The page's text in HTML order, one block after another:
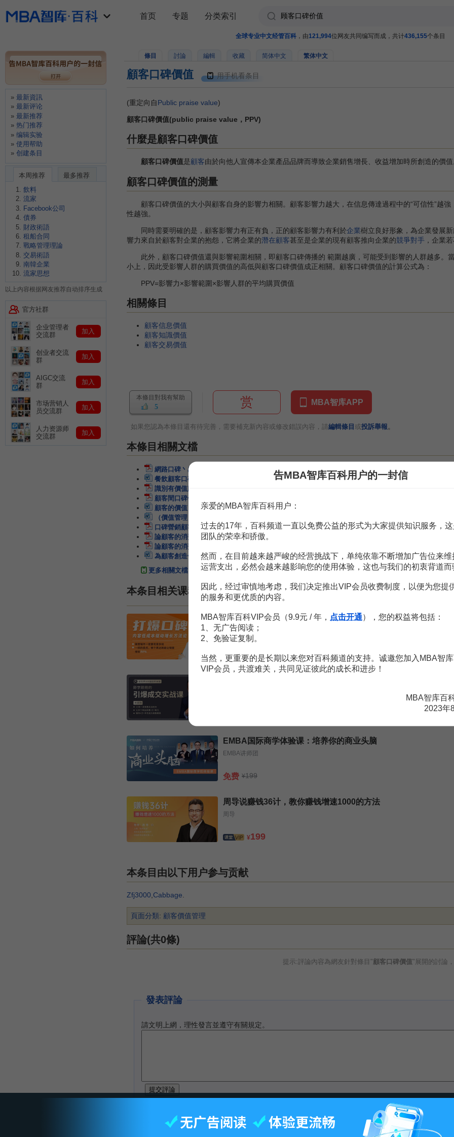
全球专业中文经管百科 ，由121,994位网友共同编写而成，共计436,155个条目
條目 討論 編輯 收藏 简体中文 繁体中文
顧客口碑價值 用手机看条目
(重定向自Public praise value)
顧客口碑價值(public praise value，PPV)
什麼是顧客口碑價值
顧客口碑價值是顧客由於向他人宣傳本企業產品品牌而導致企業銷售增長、收益增加時所創造的價值
顧客口碑價值的測量
顧客口碑價值的大小與顧客自身的影響力相關。顧客影響力越大，在信息傳達過程中的“可信性”越強
性越強。
同時需要明確的是，顧客影響力有正有負，正的顧客影響力有利於企業樹立良好形象，為企業發展
響力來自於顧客對企業的抱怨，它將企業的潛在顧客甚至是企業的現有顧客推向企業的競爭對手 ，企業
此外，顧客口碑價值還與影響範圍相關，即顧客口碑傳播的 範圍越廣，可能受到影響的人群越多。
小上，因此受影響人群的購買價值的高低與顧客口碑價值成正相關。顧客口碑價值的計算公式為：
PPV=影響力×影響範圍×影響人群的平均購買價值
相關條目
顧客信息價值
顧客知識價值
顧客交易價值
本條目對我有幫助
5 赏 MBA智库APP
如果您認為本條目還有待完善，需要補充新內容或修改錯誤內容，請編輯條目 或投訴舉報。
本條目相關文檔
網路口碑丶感知價值對顧客購買意向的影響研究
餐飲顧客口碑營銷
識別有價值顧客及無價值顧客
顧客間口碑傳播網路研究
顧客的價值
（價值管理）顧客的終生價值
口碑營銷顧客做主的營銷模式選擇 2頁
論顧客的消費價值 4頁
論顧客的消費價值
為顧客創造價值
10頁
更多相關文檔
本条目相关课程
打爆口碑：内容低成本驱动增长方法论
木兰姐
¥299
EMBA国际商学体验课：培养你的商业头脑
EMBA讲师团
免费 ¥199
周导说赚钱36计，教你赚钱增速1000的方法
周导
¥199
本条目由以下用户参与贡献
Zfj3000 Cabbage
頁面分類: 顧客價值管理
評論(共0條)
提示:評論內容為網友針對條目" 顧客口碑價值 "展開的討論
發表評論
請文明上網，理性發言並遵守有關規定。
首页 专题 分类索引
最新資訊
最新评论
最新推荐
热门推荐
编辑实验
使用帮助
创建条目
本周推荐
最多推荐
飲料
流家
Facebook公司
債券
財政術語
租船合同
戰略管理理論
交易術語
南韓企業
流家思想
以上内容根据网友推荐自动排序生成
官方社群
企业管理者
交流群
加入
创业者交流
群
加入
AIGC交流
群
加入
市场营销人
员交流群
加入
人力资源师
交流群
加入
告MBA智库百科用户的一封信
亲爱的MBA智库百科用户：
过去的17年，百科频道一直以免费公益的形式为大家提供知识服务，
团队的荣幸和骄傲。
然而，在目前越来越严峻的经营挑战下，单纯依靠不断增加广告位来维
运营支出，必然会越来越影响您的使用体验，这也与我们的初衷背道而
因此，经过审慎地考虑，我们决定推出VIP会员收费制度，以便为您提
的服务和更优质的内容。
MBA智库百科VIP会员（9.9元 / 年， 点击开通），您的权益将包括：
1、无广告阅读；
2、免验证复制。
当然，更重要的是长期以来您对百科频道的支持。诚邀您加入MBA智
VIP会员，共渡难关，共同见证彼此的成长和进步！
MBA智库百
2023年
最後更改15:34, 2009年8月14日.
智库首页 百科首页 关于百科 客户端 人才招聘 广告合作- 权利通知-联系我们-免责声明